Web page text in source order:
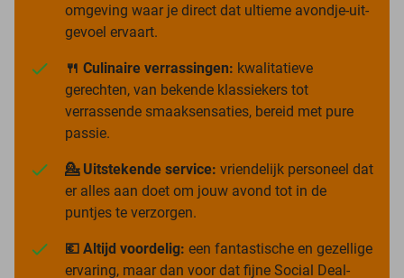
omgeving waar je direct dat ultieme avondje-uit-
gevoel ervaart.
🍴 Culinaire verrassingen: kwalitatieve
gerechten, van bekende klassiekers tot
verrassende smaaksensaties, bereid met pure
passie.
💁 Uitstekende service: vriendelijk personeel dat
er alles aan doet om jouw avond tot in de
puntjes te verzorgen.
💶 Altijd voordelig: een fantastische en gezellige
ervaring, maar dan voor dat fijne Social Deal-